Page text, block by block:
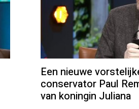
Een nieuwe
conservator Paul
van koningin Juliana